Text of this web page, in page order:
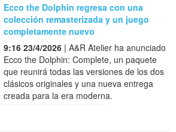
Ecco the Dolphin regresa con una
colección remasterizada y un juego
completamente nuevo
9:16 23/4/2026 | A&R Atelier ha anunciado
Ecco the Dolphin: Complete, un paquete
que reunirá todas las versiones de los dos
clásicos originales y una nueva entrega
creada para la era moderna.